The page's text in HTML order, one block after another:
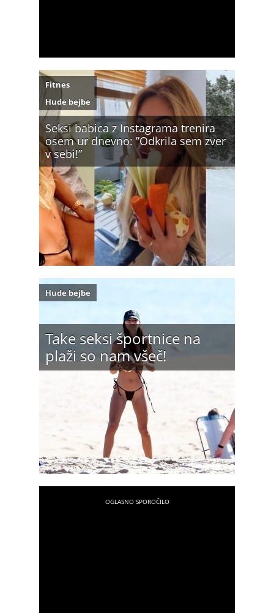
Seksi babica z Instagrama trenira
osem ur dnevno: ”Odkrila sem zver
v sebi!”
Fitnes
Hude bejbe
Take seksi športnice na
plaži so nam všeč!
Hude bejbe